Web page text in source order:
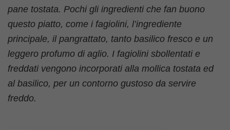
pane tostata. Pochi gli ingredienti che fan buono
questo piatto, come i fagiolini, l’ingrediente
principale, il pangrattato, tanto basilico fresco e un
leggero profumo di aglio. I fagiolini sbollentati e
freddati vengono incorporati alla mollica tostata ed
al basilico, per un contorno gustoso da servire
freddo.